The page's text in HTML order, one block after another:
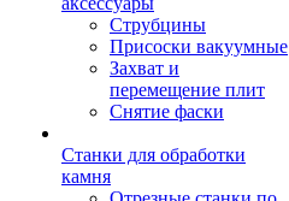
Струбцины
Присоски вакуумные
Захват и
перемещение плит
Снятие фаски
Станки для обработки
камня